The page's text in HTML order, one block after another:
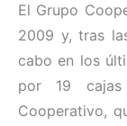
El Grupo
2009 y, tras
cabo en los
por 19
Cooperativo,